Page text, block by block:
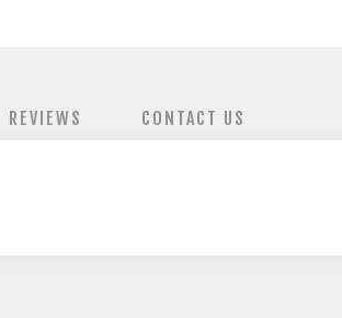
REVIEWS CONTACT US